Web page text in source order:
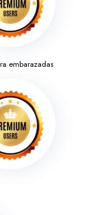
embarazadas